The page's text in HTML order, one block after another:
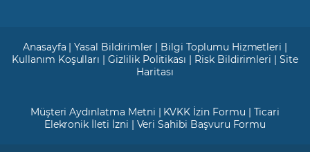
Anasayfa |Yasal Bildirimler | Bilgi Toplumu Hizmetleri |
Kullanım Koşulları |Gizlilik Politikası | Risk Bildirimleri |Site
Haritası
Müşteri Aydınlatma Metni | KVKK İzin Formu | Ticari
Elekronik İleti İzni | Veri Sahibi Başvuru Formu